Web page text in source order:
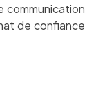
communication
de confiance